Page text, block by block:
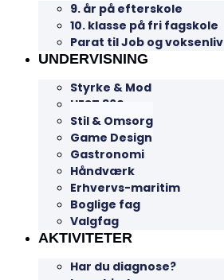
9. år på efterskole
10. klasse på fri fagskole
Parat til Job og voksenliv
UNDERVISNING
Styrke & Mod
HEST 360
Stil & Omsorg
Game Design
Gastronomi
Håndværk
Erhvervs-maritim
Boglige fag
Valgfag
AKTIVITETER
Har du diagnose?